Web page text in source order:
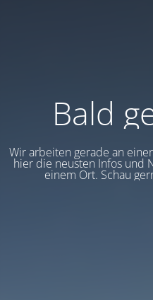
Bald
Wir arbeiten gerade an
hier die neusten Infos und
einem Ort. Schau